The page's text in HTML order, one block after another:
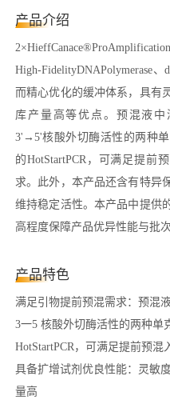
产品介绍
High-FidelityDNAPolymerase
而精心优化的缓冲体系，具有
库产量高等优点。预混液
3'→5'核酸外切酶活性的两种
的HotStartPCR，可满足提前
求。此外，本产品还含有特异
维持稳定活性。本产品中提供
高程度保障产品优异性能与批
产品特色
满足引物提前预混需求：预混
3一5 核酸外切酶活性的两种单
HotStartPCR，可满足提前预混
具备扩增试剂优良性能：灵敏
量高